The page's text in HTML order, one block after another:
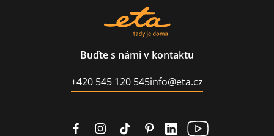
Buďte s námi v kontaktu
+420 545 120 545info@eta.cz